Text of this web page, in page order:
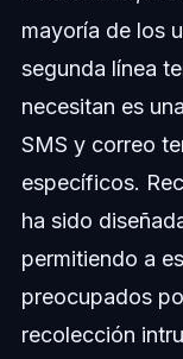
mayoría de los
segunda línea
necesitan es
SMS y correo
específicos.
ha sido
permitiendo a
preocupados
recolección